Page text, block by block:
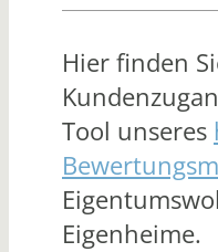
Hier finden
Tool unseres
Eigenheime.